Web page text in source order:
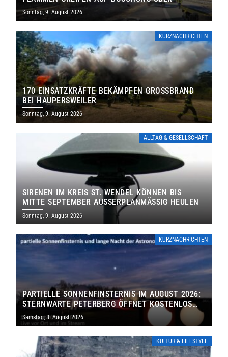
Sonntag, 9. August 2026
KURZNACHRICHTEN
170 EINSATZKRÄFTE BEKÄMPFEN GROSSBRAND B
EI HAUPERSWEILER
Sonntag, 9. August 2026
ALLTAG & GESELLSCHAFT
SIRENEN IM KREIS ST. WENDEL KÖNNEN BIS
MITTE SEPTEMBER AUSSERPLANMÄSSIG HEULEN
Sonntag, 9. August 2026
KURZNACHRICHTEN
PARTIELLE SONNENFINSTERNIS IM AUGUST 2026:
STERNWARTE PETERBERG ÖFFNET KOSTENLOS
IHRE TORE
Samstag, 8. August 2026
KULTUR & LIFESTYLE